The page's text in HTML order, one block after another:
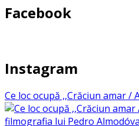
Facebook
Instagram
Ce loc ocupă ,,Crăciun amar /